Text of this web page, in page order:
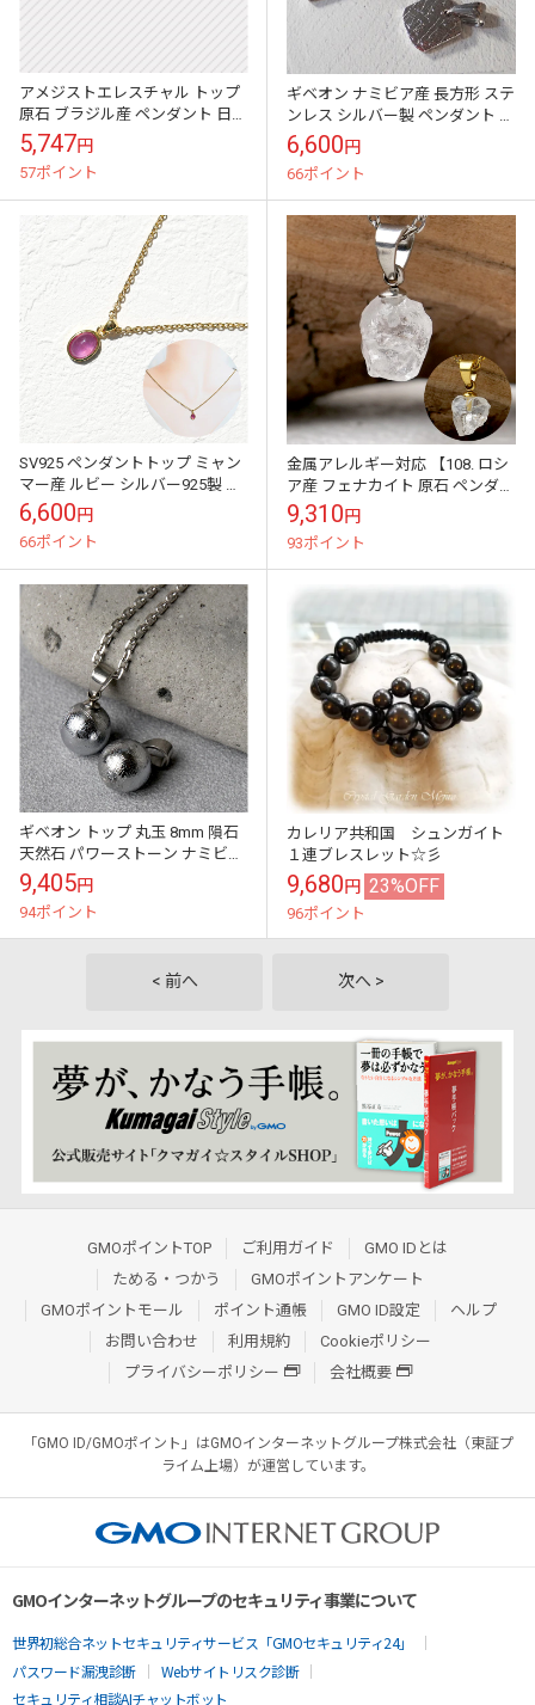
アメジストエレスチャル トップ
原石 ブラジル産 ペンダント 日本
製 金属アレルギー対応 レディー
ス お守り アクセサリーパーツ ...
5,747円
57ポイント
ギベオン ナミビア産 長方形 ステ
ンレス シルバー製 ペンダント ト
ップ 日本製
6,600円
66ポイント
SV925 ペンダントトップ ミャン
マー産 ルビー シルバー925製 シ
ルバー製 天然石チャーム 天然石
トップ ペンダント ネック...
6,600円
66ポイント
金属アレルギー対応 【108. ロシ
ア産 フェナカイト 原石 ペンダン
トトップ ステンレス 】 ゴールド
シルバー アクセサリーパ...
9,310円
93ポイント
ギベオン トップ 丸玉 8mm 隕石
天然石 パワーストーン ナミビア
産 レディース メンズ ユニセック
ス ペンダント 宇宙 エネ...
9,405円
94ポイント
カレリア共和国 シュンガイト
１連ブレスレット☆彡
9,680円 23%OFF
96ポイント
< 前へ 次へ >
GMOポイントTOP ご利用ガイド
GMO IDとは
ためる・つかう
GMOポイントアンケート
GMOポイントモール
ポイント通帳 GMO ID設定
ヘルプ
お問い合わせ
利用規約
Cookieポリシー
プライバシーポリシー
会社概要
「GMO ID/GMOポイント」はGMOインターネットグループ株式会社（東証プ
ライム上場）が運営しています。
GMOインターネットグループのセキュリティ事業について
世界初総合ネットセキュリティサービス「GMOセキュリティ24」
パスワード漏洩診断
Webサイトリスク診断
セキュリティ相談AIチャットボット